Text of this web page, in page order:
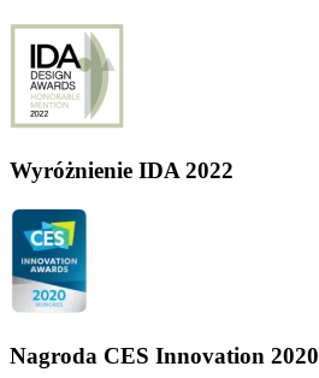
Wyróżnienie IDA 2022
Nagroda CES Innovation 2020